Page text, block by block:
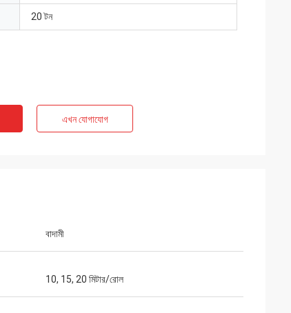
20 টন
এখন যোগাযোগ
বাদামী
10, 15, 20 মিটার/রোল